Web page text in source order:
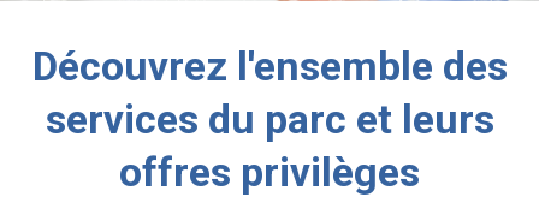
Découvrez l'ensemble des
services du parc et leurs
offres privilèges